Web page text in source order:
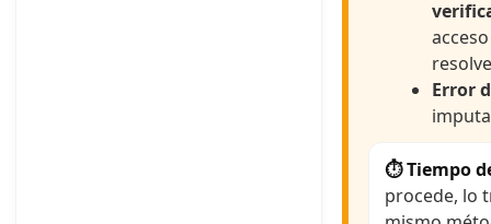
Error
⏱ Tiempo
procede, lo